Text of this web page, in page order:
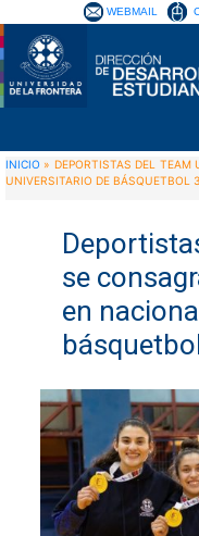
WEBMAIL
INICIO » DEPORTISTAS DEL TEAM
UNIVERSITARIO DE BÁSQUETBOL
se
en